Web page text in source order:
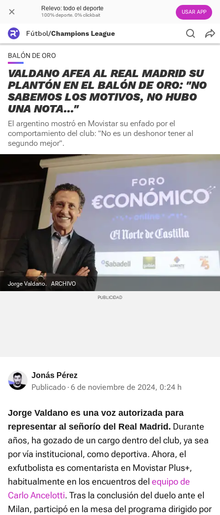
Relevo: todo el deporte
100% deporte. 0% clickbait USAR APP
Fútbol/Champions League
BALÓN DE ORO
VALDANO AFEA AL REAL MADRID SU
PLANTÓN EN EL BALÓN DE ORO: "NO
SABEMOS LOS MOTIVOS, NO HUBO
UNA NOTA..."
El argentino mostró en Movistar su enfado por el
comportamiento del club: "No es un deshonor tener al
segundo mejor".
Jorge Valdano. ARCHIVO
Jonás Pérez
Publicado 6 de noviembre de 2024, 0:24 h
Jorge Valdano es una voz autorizada para
representar al señorío del Real Madrid. Durante
años, ha gozado de un cargo dentro del club, ya sea
por vía institucional, como deportiva. Ahora, el
exfutbolista es comentarista en Movistar Plus+,
habitualmente en los encuentros del equipo de
Carlo Ancelotti. Tras la conclusión del duelo ante el
Milan, participó en la mesa del programa dirigido por